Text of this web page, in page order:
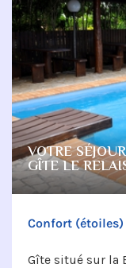
VOTRE
GÎTE LE
Confort (étoiles)
Gîte situé sur la